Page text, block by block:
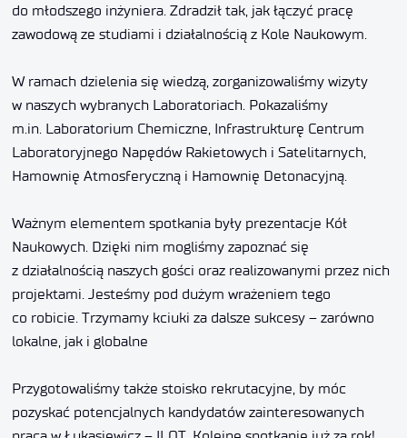
do młodszego inżyniera. Zdradził tak, jak łączyć pracę
zawodową ze studiami i działalnością z Kole Naukowym.
W ramach dzielenia się wiedzą, zorganizowaliśmy wizyty
w naszych wybranych Laboratoriach. Pokazaliśmy
m.in. Laboratorium Chemiczne, Infrastrukturę Centrum
Laboratoryjnego Napędów Rakietowych i Satelitarnych,
Hamownię Atmosferyczną i Hamownię Detonacyjną.
Ważnym elementem spotkania były prezentacje Kół
Naukowych. Dzięki nim mogliśmy zapoznać się
z działalnością naszych gości oraz realizowanymi przez nich
projektami. Jesteśmy pod dużym wrażeniem tego
co robicie. Trzymamy kciuki za dalsze sukcesy – zarówno
lokalne, jak i globalne
Przygotowaliśmy także stoisko rekrutacyjne, by móc
pozyskać potencjalnych kandydatów zainteresowanych